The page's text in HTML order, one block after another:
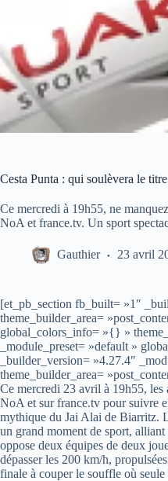
Cesta Punta : qui soulèvera le
Ce mercredi à 19h55, ne
NoA et france.tv. Un sport
Gauthier 23 avril
[et_pb_section fb_built= »1″
theme_builder_area=
global_colors_info= »{} »
_module_preset= »default »
_builder_version= »4.27.4″
theme_builder_area=
Ce mercredi 23 avril à 19h55, les
NoA et sur france.tv pour suivre
mythique du Jai Alai de Biarritz.
un grand moment de sport, alliant
oppose deux équipes de deux
dépasser les 200 km/h,
finale à couper le souffle où